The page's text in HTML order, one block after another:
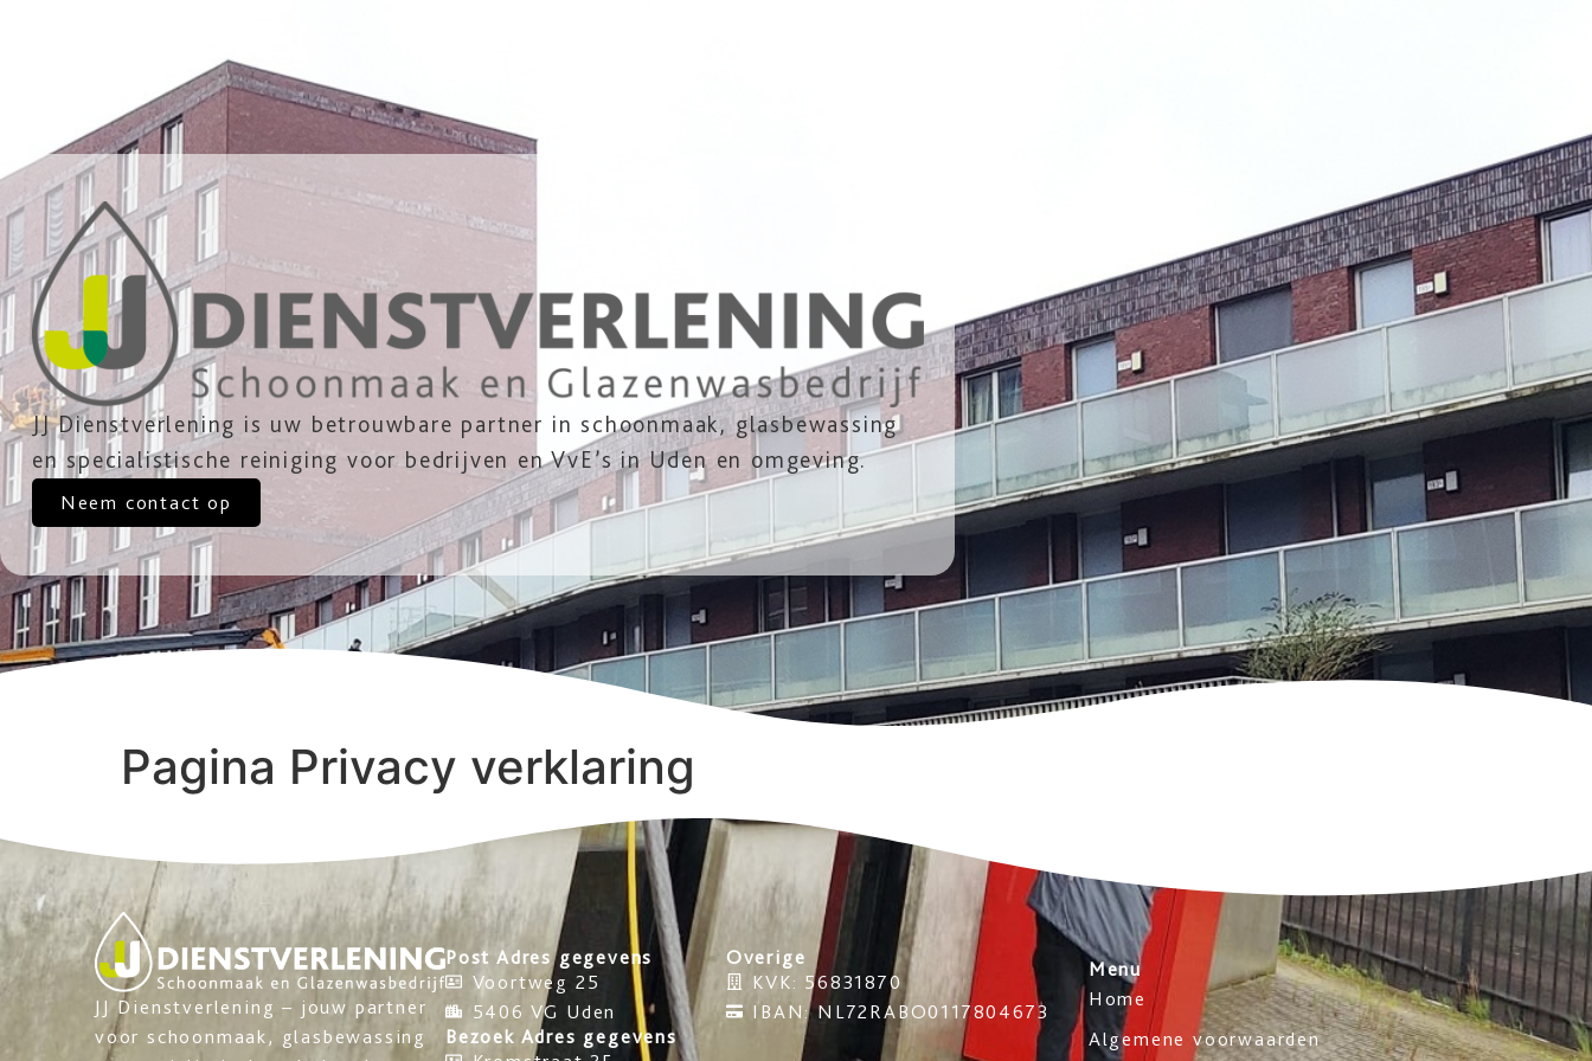
JJ Dienstverlening is uw betrouwbare partner in schoonmaak, glasbewassing
en specialistische reiniging voor bedrijven en VvE’s in Uden en omgeving.
Neem contact op
Pagina Privacy verklaring
JJ Dienstverlening – jouw partner
voor schoonmaak, glasbewassing
Post Adres gegevens
Voortweg 25
5406 VG Uden
Bezoek Adres gegevens
Overige
KVK: 56831870
IBAN: NL72RABO0117804673
Menu
Home
Algemene voorwaarden